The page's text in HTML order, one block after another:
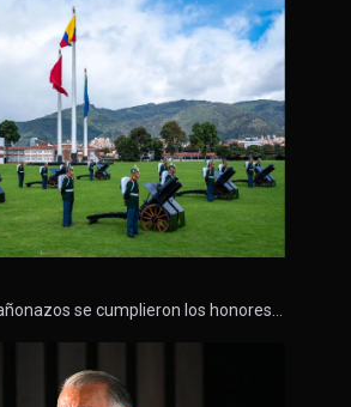
se cumplieron los honores…